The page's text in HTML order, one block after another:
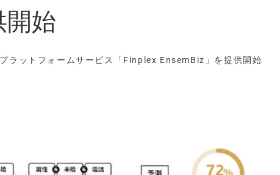
開始
ラットフォームサービス「Finplex EnsemBiz」を提供開始